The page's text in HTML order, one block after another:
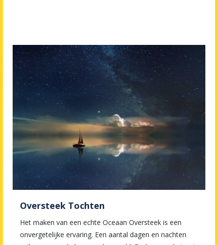
Oversteek Tochten
Het maken van een echte Oceaan Oversteek is een
onvergetelijke ervaring. Een aantal dagen en nachten